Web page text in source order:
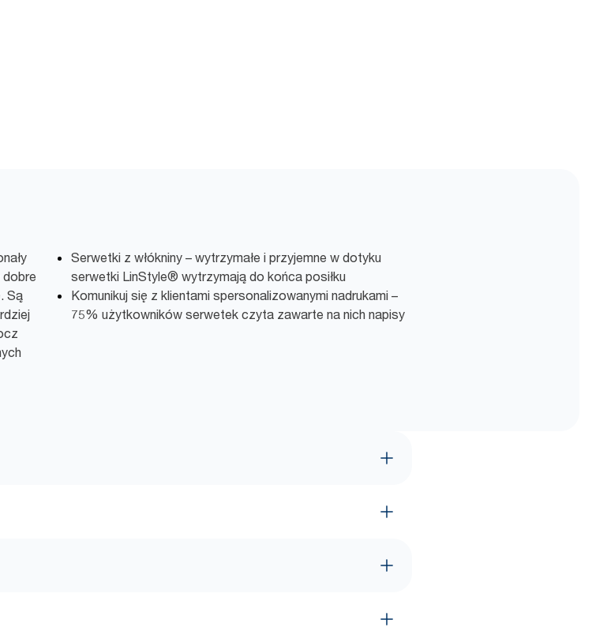
dobre
Są
Serwetki z włókniny – wytrzymałe i przyjemne w dotyku
serwetki LinStyle® wytrzymają do końca posiłku
Komunikuj się z klientami spersonalizowanymi nadrukami –
75% użytkowników serwetek czyta zawarte na nich napisy